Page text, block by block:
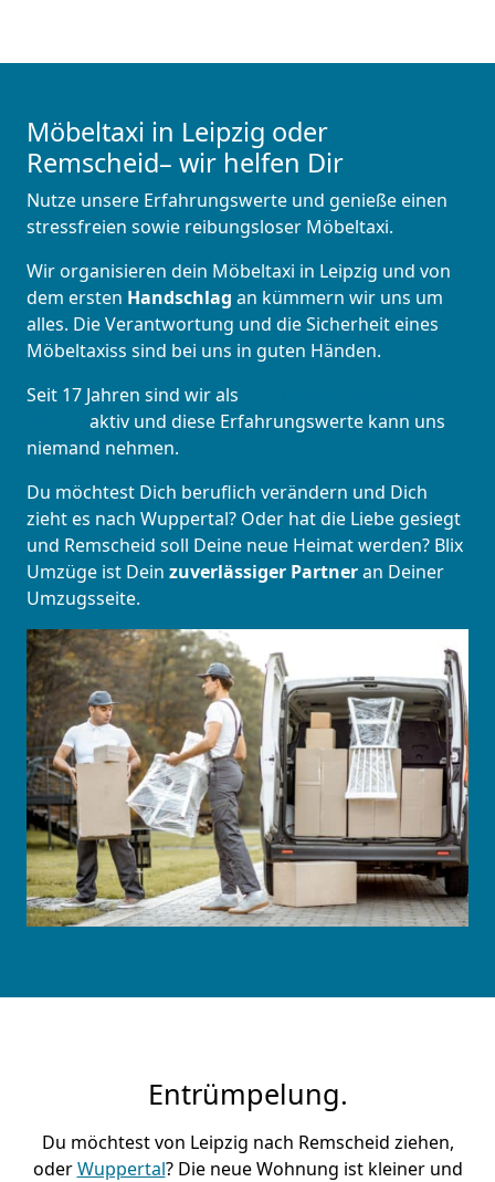
Möbeltaxi in Leipzig oder
Remscheid– wir helfen Dir
Nutze unsere Erfahrungswerte und genieße einen
stressfreien sowie reibungsloser Möbeltaxi.
Wir organisieren dein Möbeltaxi in Leipzig und von
dem ersten Handschlag an kümmern wir uns um
alles. Die Verantwortung und die Sicherheit eines
Möbeltaxiss sind bei uns in guten Händen.
Seit 17 Jahren sind wir als
aktiv und diese Erfahrungswerte kann uns
niemand nehmen.
Du möchtest Dich beruflich verändern und Dich
zieht es nach Wuppertal? Oder hat die Liebe gesiegt
und Remscheid soll Deine neue Heimat werden? Blix
Umzüge ist Dein zuverlässiger Partneran Deiner
Umzugsseite.
Entrümpelung.
Du möchtest von Leipzig nach Remscheid ziehen,
oderWuppertal? Die neue Wohnung ist kleiner und